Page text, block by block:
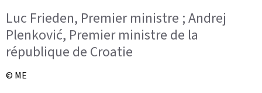
Luc Frieden, Premier ministre ; Andrej
Plenković, Premier ministre de la
république de Croatie
© ME